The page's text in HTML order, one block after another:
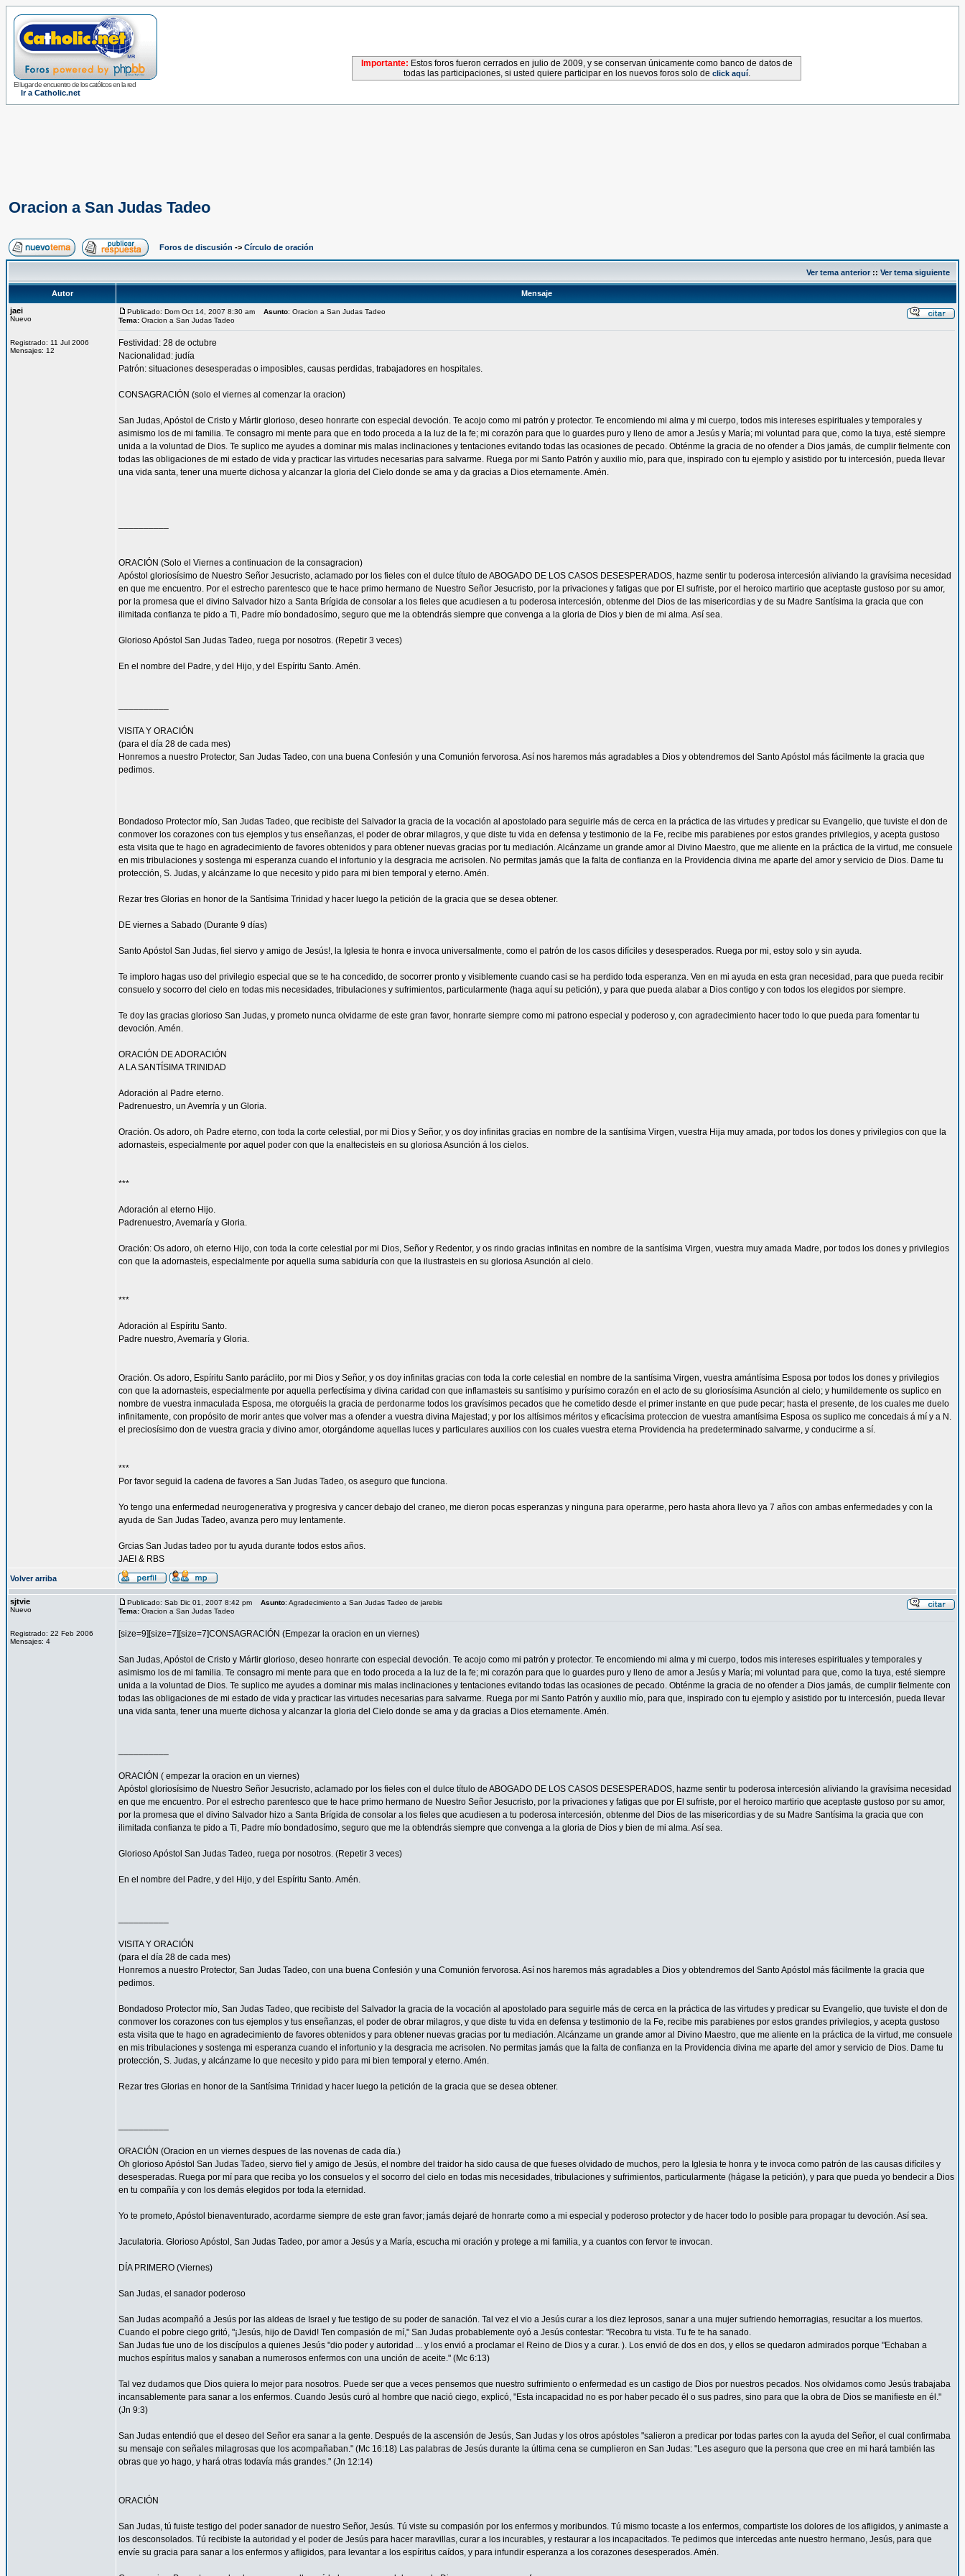
El lugar de encuentro de los católicos en la red
Ir a Catholic.net
Importante: Estos foros fueron cerrados en julio de 2009, y se conservan únicamente como banco de datos de
todas las participaciones, si usted quiere participar en los nuevos foros solo de click aquí.
Oracion a San Judas Tadeo
Foros de discusión -> Círculo de oración
Ver tema anterior:: Ver tema siguiente
Autor
Mensaje
jaei
Nuevo
Registrado: 11 Jul 2006
Mensajes: 12
Publicado: Dom Oct 14, 2007 8:30 am Asunto: Oracion a San Judas Tadeo
Tema: Oracion a San Judas Tadeo
Festividad: 28 de octubre
Nacionalidad: judía
Patrón: situaciones desesperadas o imposibles, causas perdidas, trabajadores en hospitales.
CONSAGRACIÓN (solo el viernes al comenzar la oracion)
San Judas, Apóstol de Cristo y Mártir glorioso, deseo honrarte con especial devoción. Te acojo como mi patrón y protector. Te encomiendo mi alma y mi cuerpo, todos mis intereses espirituales y temporales y
asimismo los de mi familia. Te consagro mi mente para que en todo proceda a la luz de la fe; mi corazón para que lo guardes puro y lleno de amor a Jesús y María; mi voluntad para que, como la tuya, esté siempre
unida a la voluntad de Dios. Te suplico me ayudes a dominar mis malas inclinaciones y tentaciones evitando todas las ocasiones de pecado. Obténme la gracia de no ofender a Dios jamás, de cumplir fielmente con
todas las obligaciones de mi estado de vida y practicar las virtudes necesarias para salvarme. Ruega por mi Santo Patrón y auxilio mío, para que, inspirado con tu ejemplo y asistido por tu intercesión, pueda llevar
una vida santa, tener una muerte dichosa y alcanzar la gloria del Cielo donde se ama y da gracias a Dios eternamente. Amén.
ORACIÓN (Solo el Viernes a continuacion de la consagracion)
Apóstol gloriosísimo de Nuestro Señor Jesucristo, aclamado por los fieles con el dulce título de ABOGADO DE LOS CASOS DESESPERADOS, hazme sentir tu poderosa intercesión aliviando la gravísima necesidad
en que me encuentro. Por el estrecho parentesco que te hace primo hermano de Nuestro Señor Jesucristo, por la privaciones y fatigas que por El sufriste, por el heroico martirio que aceptaste gustoso por su amor,
por la promesa que el divino Salvador hizo a Santa Brígida de consolar a los fieles que acudiesen a tu poderosa intercesión, obtenme del Dios de las misericordias y de su Madre Santísima la gracia que con
ilimitada confianza te pido a Ti, Padre mío bondadosímo, seguro que me la obtendrás siempre que convenga a la gloria de Dios y bien de mi alma. Así sea.
Glorioso Apóstol San Judas Tadeo, ruega por nosotros. (Repetir 3 veces)
En el nombre del Padre, y del Hijo, y del Espíritu Santo. Amén.
VISITA Y ORACIÓN
(para el día 28 de cada mes)
Honremos a nuestro Protector, San Judas Tadeo, con una buena Confesión y una Comunión fervorosa. Así nos haremos más agradables a Dios y obtendremos del Santo Apóstol más fácilmente la gracia que
pedimos.
Bondadoso Protector mío, San Judas Tadeo, que recibiste del Salvador la gracia de la vocación al apostolado para seguirle más de cerca en la práctica de las virtudes y predicar su Evangelio, que tuviste el don de
conmover los corazones con tus ejemplos y tus enseñanzas, el poder de obrar milagros, y que diste tu vida en defensa y testimonio de la Fe, recibe mis parabienes por estos grandes privilegios, y acepta gustoso
esta visita que te hago en agradecimiento de favores obtenidos y para obtener nuevas gracias por tu mediación. Alcánzame un grande amor al Divino Maestro, que me aliente en la práctica de la virtud, me consuele
en mis tribulaciones y sostenga mi esperanza cuando el infortunio y la desgracia me acrisolen. No permitas jamás que la falta de confianza en la Providencia divina me aparte del amor y servicio de Dios. Dame tu
protección, S. Judas, y alcánzame lo que necesito y pido para mi bien temporal y eterno. Amén.
Rezar tres Glorias en honor de la Santísima Trinidad y hacer luego la petición de la gracia que se desea obtener.
DE viernes a Sabado (Durante 9 días)
Santo Apóstol San Judas, fiel siervo y amigo de Jesús!, la Iglesia te honra e invoca universalmente, como el patrón de los casos difíciles y desesperados. Ruega por mi, estoy solo y sin ayuda.
Te imploro hagas uso del privilegio especial que se te ha concedido, de socorrer pronto y visiblemente cuando casi se ha perdido toda esperanza. Ven en mi ayuda en esta gran necesidad, para que pueda recibir
consuelo y socorro del cielo en todas mis necesidades, tribulaciones y sufrimientos, particularmente (haga aquí su petición), y para que pueda alabar a Dios contigo y con todos los elegidos por siempre.
Te doy las gracias glorioso San Judas, y prometo nunca olvidarme de este gran favor, honrarte siempre como mi patrono especial y poderoso y, con agradecimiento hacer todo lo que pueda para fomentar tu
devoción. Amén.
ORACIÓN DE ADORACIÓN
A LA SANTÍSIMA TRINIDAD
Adoración al Padre eterno.
Padrenuestro, un Avemría y un Gloria.
Oración. Os adoro, oh Padre eterno, con toda la corte celestial, por mi Dios y Señor, y os doy infinitas gracias en nombre de la santísima Virgen, vuestra Hija muy amada, por todos los dones y privilegios con que la
adornasteis, especialmente por aquel poder con que la enaltecisteis en su gloriosa Asunción á los cielos.
***
Adoración al eterno Hijo.
Padrenuestro, Avemaría y Gloria.
Oración: Os adoro, oh eterno Hijo, con toda la corte celestial por mi Dios, Señor y Redentor, y os rindo gracias infinitas en nombre de la santísima Virgen, vuestra muy amada Madre, por todos los dones y privilegios
con que la adornasteis, especialmente por aquella suma sabiduría con que la ilustrasteis en su gloriosa Asunción al cielo.
***
Adoración al Espíritu Santo.
Padre nuestro, Avemaría y Gloria.
Oración. Os adoro, Espíritu Santo paráclito, por mi Dios y Señor, y os doy infinitas gracias con toda la corte celestial en nombre de la santísima Virgen, vuestra amántísima Esposa por todos los dones y privilegios
con que la adornasteis, especialmente por aquella perfectísima y divina caridad con que inflamasteis su santísimo y purísimo corazón en el acto de su gloriosísima Asunción al cielo; y humildemente os suplico en
nombre de vuestra inmaculada Esposa, me otorguéis la gracia de perdonarme todos los gravísimos pecados que he cometido desde el primer instante en que pude pecar; hasta el presente, de los cuales me duelo
infinitamente, con propósito de morir antes que volver mas a ofender a vuestra divina Majestad; y por los altísimos méritos y eficacísima proteccion de vuestra amantísima Esposa os suplico me concedais á mí y a N.
el preciosísimo don de vuestra gracia y divino amor, otorgándome aquellas luces y particulares auxilios con los cuales vuestra eterna Providencia ha predeterminado salvarme, y conducirme a sí.
***
Por favor seguid la cadena de favores a San Judas Tadeo, os aseguro que funciona.
Yo tengo una enfermedad neurogenerativa y progresiva y cancer debajo del craneo, me dieron pocas esperanzas y ninguna para operarme, pero hasta ahora llevo ya 7 años con ambas enfermedades y con la
ayuda de San Judas Tadeo, avanza pero muy lentamente.
Grcias San Judas tadeo por tu ayuda durante todos estos años.
JAEI & RBS
Volver arriba
sjtvie
Nuevo
Registrado: 22 Feb 2006
Mensajes: 4
Publicado: Sab Dic 01, 2007 8:42 pm Asunto: Agradecimiento a San Judas Tadeo de jarebis
Tema: Oracion a San Judas Tadeo
[size=9][size=7][size=7]CONSAGRACIÓN (Empezar la oracion en un viernes)
San Judas, Apóstol de Cristo y Mártir glorioso, deseo honrarte con especial devoción. Te acojo como mi patrón y protector. Te encomiendo mi alma y mi cuerpo, todos mis intereses espirituales y temporales y
asimismo los de mi familia. Te consagro mi mente para que en todo proceda a la luz de la fe; mi corazón para que lo guardes puro y lleno de amor a Jesús y María; mi voluntad para que, como la tuya, esté siempre
unida a la voluntad de Dios. Te suplico me ayudes a dominar mis malas inclinaciones y tentaciones evitando todas las ocasiones de pecado. Obténme la gracia de no ofender a Dios jamás, de cumplir fielmente con
todas las obligaciones de mi estado de vida y practicar las virtudes necesarias para salvarme. Ruega por mi Santo Patrón y auxilio mío, para que, inspirado con tu ejemplo y asistido por tu intercesión, pueda llevar
una vida santa, tener una muerte dichosa y alcanzar la gloria del Cielo donde se ama y da gracias a Dios eternamente. Amén.
ORACIÓN ( empezar la oracion en un viernes)
Apóstol gloriosísimo de Nuestro Señor Jesucristo, aclamado por los fieles con el dulce título de ABOGADO DE LOS CASOS DESESPERADOS, hazme sentir tu poderosa intercesión aliviando la gravísima necesidad
en que me encuentro. Por el estrecho parentesco que te hace primo hermano de Nuestro Señor Jesucristo, por la privaciones y fatigas que por El sufriste, por el heroico martirio que aceptaste gustoso por su amor,
por la promesa que el divino Salvador hizo a Santa Brígida de consolar a los fieles que acudiesen a tu poderosa intercesión, obtenme del Dios de las misericordias y de su Madre Santísima la gracia que con
ilimitada confianza te pido a Ti, Padre mío bondadosímo, seguro que me la obtendrás siempre que convenga a la gloria de Dios y bien de mi alma. Así sea.
Glorioso Apóstol San Judas Tadeo, ruega por nosotros. (Repetir 3 veces)
En el nombre del Padre, y del Hijo, y del Espíritu Santo. Amén.
VISITA Y ORACIÓN
(para el día 28 de cada mes)
Honremos a nuestro Protector, San Judas Tadeo, con una buena Confesión y una Comunión fervorosa. Así nos haremos más agradables a Dios y obtendremos del Santo Apóstol más fácilmente la gracia que
pedimos.
Bondadoso Protector mío, San Judas Tadeo, que recibiste del Salvador la gracia de la vocación al apostolado para seguirle más de cerca en la práctica de las virtudes y predicar su Evangelio, que tuviste el don de
conmover los corazones con tus ejemplos y tus enseñanzas, el poder de obrar milagros, y que diste tu vida en defensa y testimonio de la Fe, recibe mis parabienes por estos grandes privilegios, y acepta gustoso
esta visita que te hago en agradecimiento de favores obtenidos y para obtener nuevas gracias por tu mediación. Alcánzame un grande amor al Divino Maestro, que me aliente en la práctica de la virtud, me consuele
en mis tribulaciones y sostenga mi esperanza cuando el infortunio y la desgracia me acrisolen. No permitas jamás que la falta de confianza en la Providencia divina me aparte del amor y servicio de Dios. Dame tu
protección, S. Judas, y alcánzame lo que necesito y pido para mi bien temporal y eterno. Amén.
Rezar tres Glorias en honor de la Santísima Trinidad y hacer luego la petición de la gracia que se desea obtener.
ORACIÓN (Oracion en un viernes despues de las novenas de cada día.)
Oh glorioso Apóstol San Judas Tadeo, siervo fiel y amigo de Jesús, el nombre del traidor ha sido causa de que fueses olvidado de muchos, pero la Iglesia te honra y te invoca como patrón de las causas difíciles y
desesperadas. Ruega por mí para que reciba yo los consuelos y el socorro del cielo en todas mis necesidades, tribulaciones y sufrimientos, particularmente (hágase la petición), y para que pueda yo bendecir a Dios
en tu compañía y con los demás elegidos por toda la eternidad.
Yo te prometo, Apóstol bienaventurado, acordarme siempre de este gran favor; jamás dejaré de honrarte como a mi especial y poderoso protector y de hacer todo lo posible para propagar tu devoción. Así sea.
Jaculatoria. Glorioso Apóstol, San Judas Tadeo, por amor a Jesús y a María, escucha mi oración y protege a mi familia, y a cuantos con fervor te invocan.
DÍA PRIMERO (Viernes)
San Judas, el sanador poderoso
San Judas acompañó a Jesús por las aldeas de Israel y fue testigo de su poder de sanación. Tal vez el vio a Jesús curar a los diez leprosos, sanar a una mujer sufriendo hemorragias, resucitar a los muertos.
Cuando el pobre ciego gritó, "¡Jesús, hijo de David! Ten compasión de mí," San Judas probablemente oyó a Jesús contestar: "Recobra tu vista. Tu fe te ha sanado.
San Judas fue uno de los discípulos a quienes Jesús "dio poder y autoridad ... y los envió a proclamar el Reino de Dios y a curar. ). Los envió de dos en dos, y ellos se quedaron admirados porque "Echaban a
muchos espíritus malos y sanaban a numerosos enfermos con una unción de aceite." (Mc 6:13)
Tal vez dudamos que Dios quiera lo mejor para nosotros. Puede ser que a veces pensemos que nuestro sufrimiento o enfermedad es un castigo de Dios por nuestros pecados. Nos olvidamos como Jesús trabajaba
incansablemente para sanar a los enfermos. Cuando Jesús curó al hombre que nació ciego, explicó, "Esta incapacidad no es por haber pecado él o sus padres, sino para que la obra de Dios se manifieste en él."
(Jn 9:3)
San Judas entendió que el deseo del Señor era sanar a la gente. Después de la ascensión de Jesús, San Judas y los otros apóstoles "salieron a predicar por todas partes con la ayuda del Señor, el cual confirmaba
su mensaje con señales milagrosas que los acompañaban." (Mc 16:18) Las palabras de Jesús durante la última cena se cumplieron en San Judas: "Les aseguro que la persona que cree en mi hará también las
obras que yo hago, y hará otras todavía más grandes." (Jn 12:14)
ORACIÓN
San Judas, tú fuiste testigo del poder sanador de nuestro Señor, Jesús. Tú viste su compasión por los enfermos y moribundos. Tú mismo tocaste a los enfermos, compartiste los dolores de los afligidos, y animaste a
los desconsolados. Tú recibiste la autoridad y el poder de Jesús para hacer maravillas, curar a los incurables, y restaurar a los incapacitados. Te pedimos que intercedas ante nuestro hermano, Jesús, para que
envíe su gracia para sanar a los enfermos y afligidos, para levantar a los espíritus caídos, y para infundir esperanza a los corazones desesperados. Amén.